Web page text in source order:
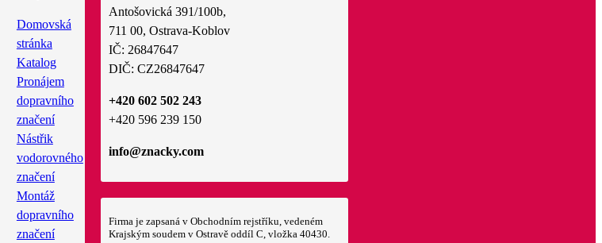
Domovská
stránka
Katalog
Pronájem
dopravního
značení
Nástřik
vodorovného
značení
Montáž
dopravního
značení
Antošovická 391/100b,
711 00, Ostrava-Koblov
IČ: 26847647
DIČ: CZ26847647
+420 602 502 243
+420 596 239 150
info@znacky.com
Firma je zapsaná v Obchodním rejstříku, vedeném
Krajským soudem v Ostravě oddíl C, vložka 40430.